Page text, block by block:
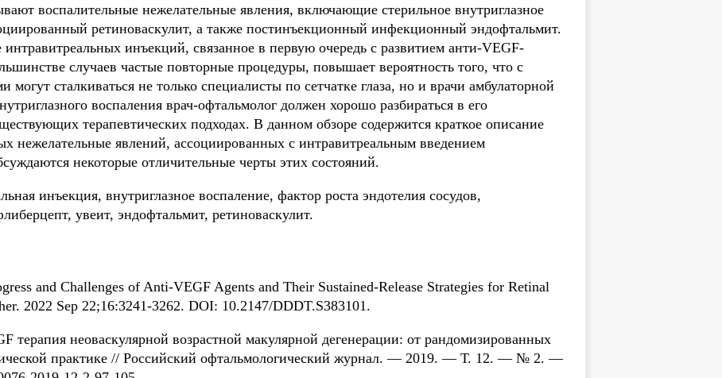
воспалительные нежелательные явления, включающие стерильное внутриглазное
ретиноваскулит, а также постинъекционный инфекционный эндофтальмит.
интравитреальных инъекций, связанное в первую очередь с развитием анти-VEGF-
случаев частые повторные процедуры, повышает вероятность того, что с
сталкиваться не только специалисты по сетчатке глаза, но и врачи амбулаторной
воспаления врач-офтальмолог должен хорошо разбираться в его
терапевтических подходах. В данном обзоре содержится краткое описание
нежелательные явлений, ассоциированных с интравитреальным введением
некоторые отличительные черты этих состояний.
инъекция, внутриглазное воспаление, фактор роста эндотелия сосудов,
увеит, эндофтальмит, ретиноваскулит.
and Challenges of Anti-VEGF Agents and Their Sustained-Release Strategies for Retinal
2022 Sep 22;16:3241-3262. DOI: 10.2147/DDDT.S383101.
терапия неоваскулярной возрастной макулярной дегенерации: от рандомизированных
практике // Российский офтальмологический журнал. — 2019. — Т. 12. — № 2. —